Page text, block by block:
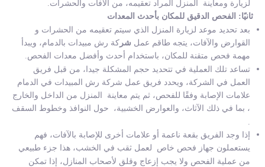
لزيارة ومعاينة المنزل المراد تعقيمه، من الآفات والحشرات.
ثانيًا: الفحص الدقيق للمكان بأحدث المعدات
بعد تحديد موعد لزيارة المنزل الذي سيتم تعقيمه من الحشرات و
القوارض والآفات، يتجه طاقم عمل شر كة رش مبيدات بالدمام، ويبدأ
مهمة فحص متقنة للمكان، باستخدام أحدث وأفضل معدات الفحص.
تساعد تلك العملية في تتحديد حجم المشكلة جيدا، من قبل فريق
العمل في الشركة، ويحدد فريق عمل شركة رش المبيدات في الدمام
علامات الإصابة وفقًا للفحص، ثم يتم معاينة المنزل من الداخل والخارج
، بما في ذلك الآثاث، والعوارض الخشبية، حول النوافذ وخطوط السقف
إذا وجد الفريق بقعة ناعمة أو علامات أخرى للإصابة بالآفات، فهم
يستعملون جهاز فحص خاص لعمل ثقب في الخشب، هذا جزء طبيعي
من عملية الفحص ولا يجب إزعاج وقلق لأصحاب المنازل، إذا تمكن